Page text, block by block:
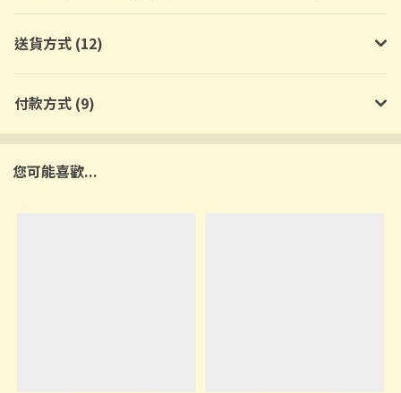
送貨方式 (12)
付款方式 (9)
您可能喜歡...